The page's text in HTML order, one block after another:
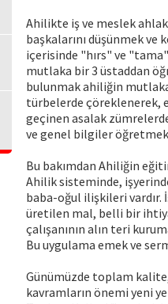
Ahilikte iş ve meslek
başkalarını düşünmek
içerisinde "hırs" ve
mutlaka bir 3 üstaddan
bulunmak ahiliğin
türbelerde çöreklenerek,
geçinen asalak
ve genel bilgiler
Bu bakımdan Ahiliğin
Ahilik sisteminde,
baba-oğul ilişkileri vardır.
üretilen mal, belli bir
çalışanının alın teri
Bu uygulama emek ve
Günümüzde toplam
kavramların önemi yeni